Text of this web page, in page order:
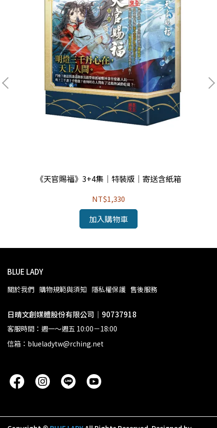
《天官賜福》3+4集｜特裝版｜寄送含紙箱
NT$1,330
加入購物車
BLUE LADY
關於我們 購物規範與須知 隱私權保護 售後服務
日晴文創媒體股份有限公司｜90737918
客服時間：週一～週五 10:00－18:00
信箱：blueladytw@rching.net